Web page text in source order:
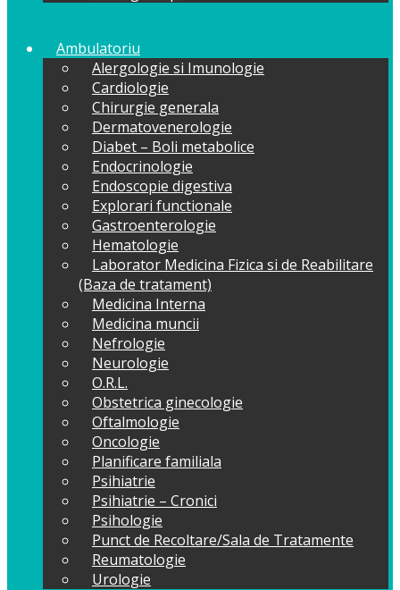
Ambulatoriu
Alergologie si Imunologie
Cardiologie
Chirurgie generala
Dermatovenerologie
Diabet – Boli metabolice
Endocrinologie
Endoscopie digestiva
Explorari functionale
Gastroenterologie
Hematologie
Laborator Medicina Fizica si de Reabilitare
(Baza de tratament)
Medicina Interna
Medicina muncii
Nefrologie
Neurologie
O.R.L.
Obstetrica ginecologie
Oftalmologie
Oncologie
Planificare familiala
Psihiatrie
Psihiatrie – Cronici
Psihologie
Punct de Recoltare/Sala de Tratamente
Reumatologie
Urologie